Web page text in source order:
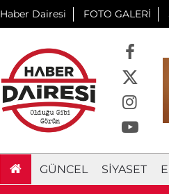
Haber Dairesi FOTO GALERİ
GÜNCEL SIYASET